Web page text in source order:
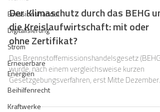
Emissionshandel
Digitalisierung
Strom
Erneuerbare
Energien
Beihilfenrecht
Kraftwerke
Der Klimaschutz durch das BEHG und
die Kreislaufwirtschaft: mit oder
ohne Zertifikat?
Das Brennstoffemissionshandelsgesetz (BEHG)
wurde, nach einem vergleichsweise kurzen
Gesetzgebungsverfahren, erst Mitte Dezember
des...